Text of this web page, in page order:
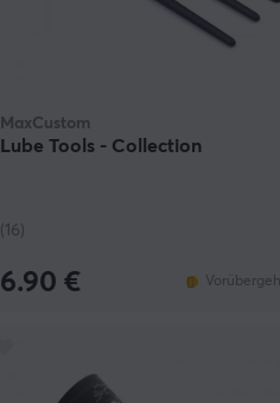
MaxCustom
Lube Tools - Collection
(16)
6.90 €